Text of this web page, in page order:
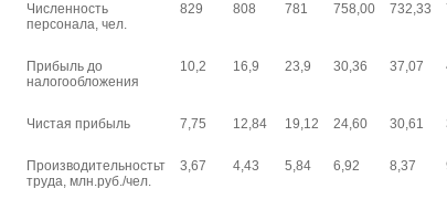
Численность
персонала, чел.
829 808 781 758,00 732,33
Прибыль до
налогообложения
10,2 16,9 23,9 30,36 37,07
Чистая прибыль 7,75 12,84 19,12 24,60 30,61
Производительностьт
труда, млн.руб./чел.
3,67 4,43 5,84 6,92 8,37